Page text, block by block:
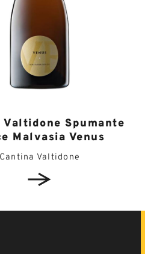
Valtidone Spumante
Malvasia Venus
Cantina Valtidone